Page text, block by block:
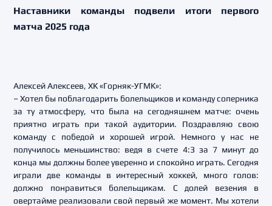
Наставники команды подвели итоги первого
матча 2025 года
Алексей Алексеев, ХК «Горняк-УГМК»:
– Хотел бы поблагодарить болельщиков и команду соперника
за ту атмосферу, что была на сегодняшнем матче: очень
приятно играть при такой аудитории. Поздравляю свою
команду с победой и хорошей игрой. Немного у нас не
получилось меньшинство: ведя в счете 4:3 за 7 минут до
конца мы должны более уверенно и спокойно играть. Сегодня
играли две команды в интересный хоккей, много голов:
должно понравиться болельщикам. С долей везения в
овертайме реализовали свой первый же момент. Мы хотели